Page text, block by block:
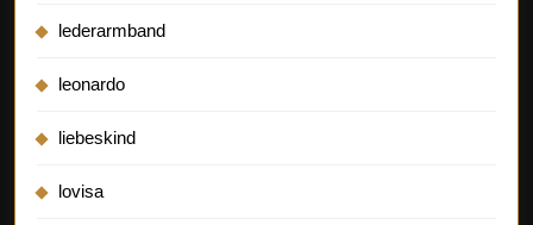
lederarmband
leonardo
liebeskind
lovisa